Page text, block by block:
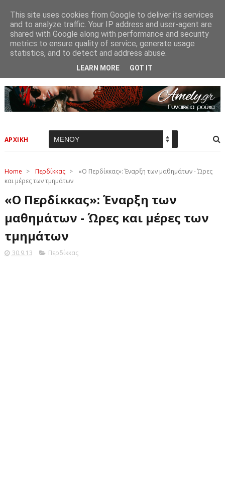
ΑΡΧΙΚΗ
Home > Περδίκκας >
«Ο Περδίκκας»: Έναρξη των μαθημάτων - Ώρες
και μέρες των τμημάτων
«Ο Περδίκκας»: Έναρξη των
μαθημάτων - Ώρες και μέρες των
τμημάτων
30.9.13 Περδίκκας
This site uses cookies from Google to deliver its services
and to analyze traffic. Your IP address and user-agent are
shared with Google along with performance and security
metrics to ensure quality of service, generate usage
statistics, and to detect and address abuse.
LEARN MORE GOT IT